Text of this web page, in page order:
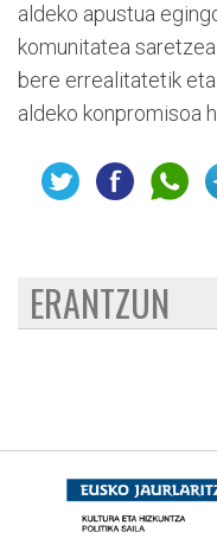
aldeko apustua
komunitatea
bere errealitatetik
aldeko konpromisoa
ERANTZUN